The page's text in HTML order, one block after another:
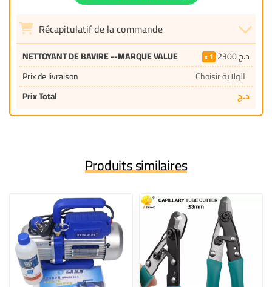
Récapitulatif de la commande
NETTOYANT DE BAVIRE --MARQUE VALUE 1 2300د.ج
Prix de livraison
Choisir الولاية
Prix Total
د.ج
Produits similaires